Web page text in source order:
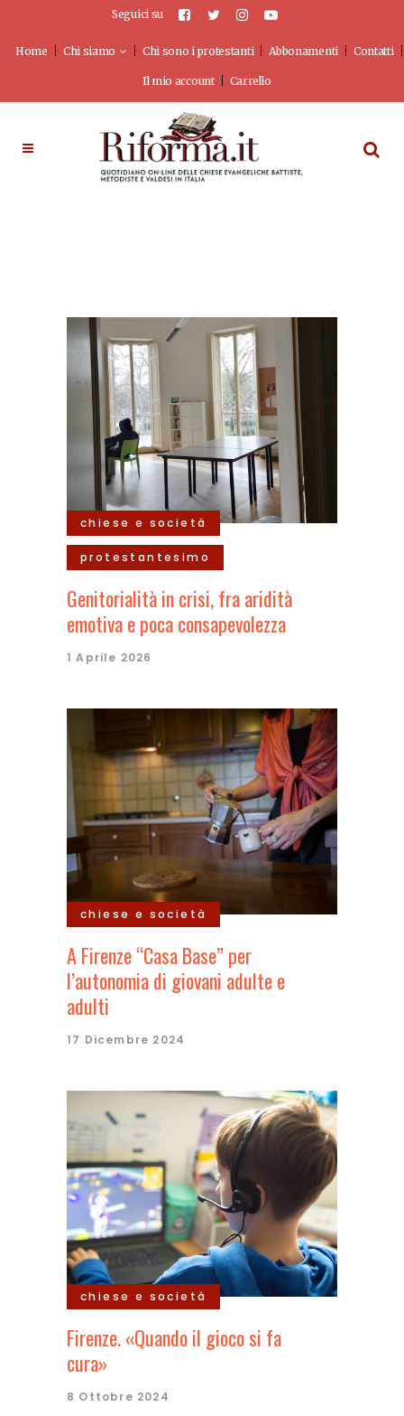
Seguici su
Home Chi siamo Chi sono i protestanti Abbonamenti Contatti
Il mio account Carrello
chiese e società
protestantesimo
Genitorialità in crisi, fra aridità
emotiva e poca consapevolezza
1 Aprile 2026
chiese e società
A Firenze “Casa Base” per
l’autonomia di giovani adulte e
adulti
17 Dicembre 2024
chiese e società
Firenze. «Quando il gioco si fa
cura»
8 Ottobre 2024